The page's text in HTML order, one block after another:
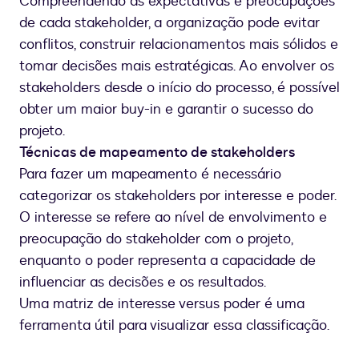
de cada stakeholder, a organização pode evitar
conflitos, construir relacionamentos mais sólidos e
tomar decisões mais estratégicas. Ao envolver os
stakeholders desde o início do processo, é possível
obter um maior buy-in e garantir o sucesso do
projeto.
Técnicas de mapeamento de stakeholders
Para fazer um mapeamento é necessário
categorizar os stakeholders por interesse e poder.
O interesse se refere ao nível de envolvimento e
preocupação do stakeholder com o projeto,
enquanto o poder representa a capacidade de
influenciar as decisões e os resultados.
Uma matriz de interesse versus poder é uma
ferramenta útil para visualizar essa classificação.